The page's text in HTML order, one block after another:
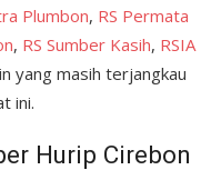
Plumbon, RS Permata
, RS Sumber Kasih, RSIA
yang masih terjangkau
ini.
Hurip Cirebon